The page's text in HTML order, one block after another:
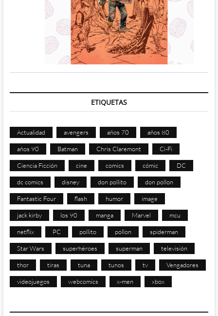
ETIQUETAS
Actualidad avengers años 70 años 80
años 90 Batman Chris Claremont Ci-Fi
Ciencia Ficción cine comics cómic DC
dc comics disney don pollito don pollon
Fantastic Four flash humor image
jack kirby los 90 manga Marvel mcu
netflix PC pollito pollon spiderman
Star Wars superhéroes superman televisión
thor tiras tuna tunos tv Vengadores
videojuegos webcomics x-men xbox